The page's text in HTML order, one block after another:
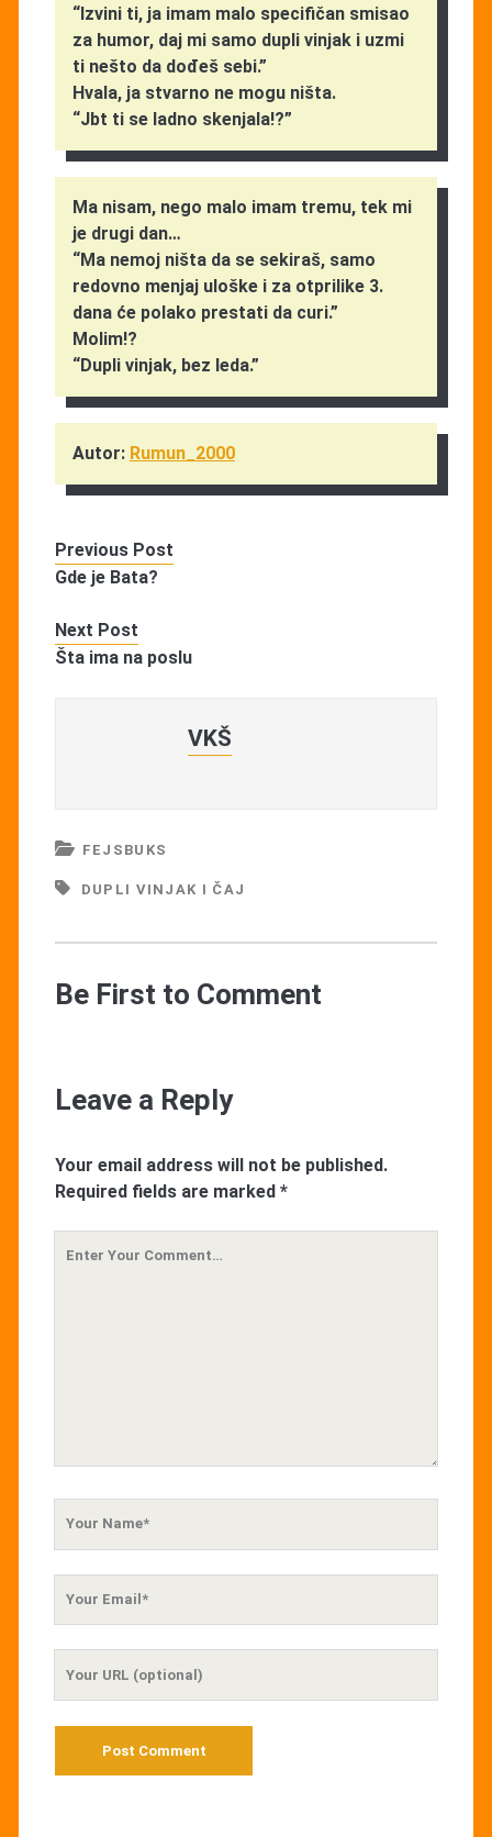
“Izvini ti, ja imam malo specifičan smisao
za humor, daj mi samo dupli vinjak i uzmi
ti nešto da dođeš sebi.”
Hvala, ja stvarno ne mogu ništa.
“Jbt ti se ladno skenjala!?”
Ma nisam, nego malo imam tremu, tek mi
je drugi dan…
“Ma nemoj ništa da se sekiraš, samo
redovno menjaj uloške i za otprilike 3.
dana će polako prestati da curi.”
Molim!?
“Dupli vinjak, bez leda.”
Autor: Rumun_2000
Previous Post
Gde je Bata?
Next Post
Šta ima na poslu
VKŠ
FEJSBUKS
DUPLI VINJAK I ČAJ
Be First to Comment
Leave a Reply
Your email address will not be published.
Required fields are marked *